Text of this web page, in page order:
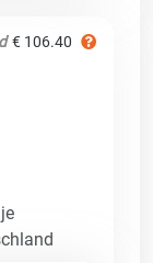
€ 106.40